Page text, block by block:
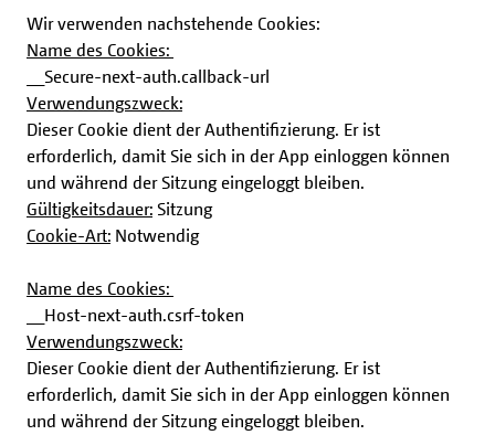
Wir verwenden nachstehende Cookies:
Name des Cookies:
__Secure-next-auth.callback-url
Verwendungszweck:
Dieser Cookie dient der Authentifizierung. Er ist
erforderlich, damit Sie sich in der App einloggen können
und während der Sitzung eingeloggt bleiben.
Gültigkeitsdauer: Sitzung
Cookie-Art: Notwendig
Name des Cookies:
__Host-next-auth.csrf-token
Verwendungszweck:
Dieser Cookie dient der Authentifizierung. Er ist
erforderlich, damit Sie sich in der App einloggen können
und während der Sitzung eingeloggt bleiben.